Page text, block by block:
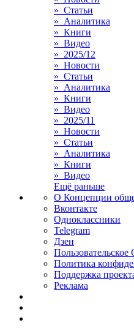
» Статьи
» Аналитика
» Книги
» Видео
» 2025/12
» Новости
» Статьи
» Аналитика
» Книги
» Видео
» 2025/11
» Новости
» Статьи
» Аналитика
» Книги
» Видео
Ещё раньше
О Концепции
Вконтакте
Одноклассники
Telegram
Дзен
Политика
Поддержка
Реклама